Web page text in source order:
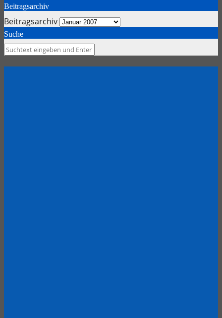
Beitragsarchiv
Beitragsarchiv
Suche